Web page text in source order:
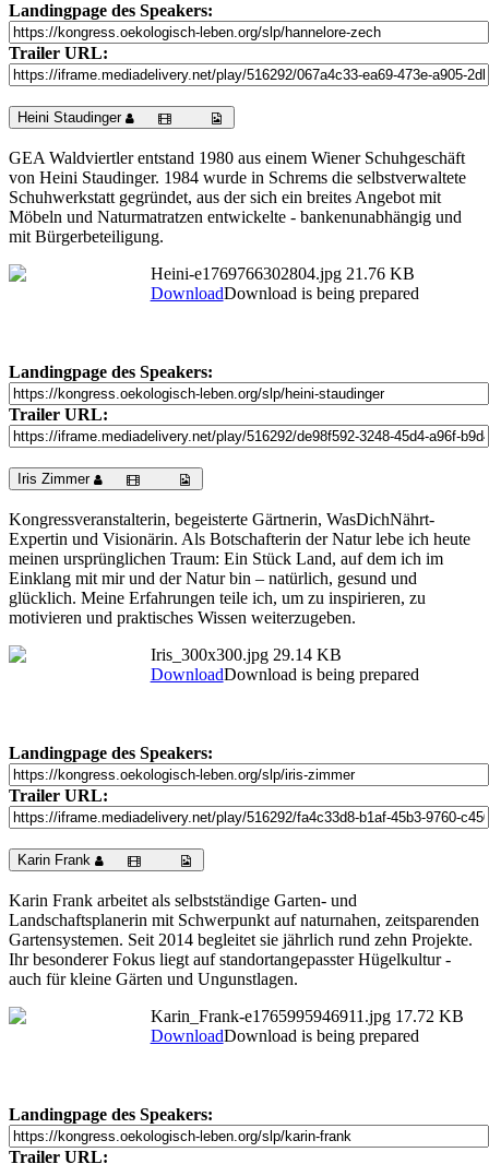
Landingpage des Speakers:
Trailer URL:
Heini Staudinger
GEA Waldviertler entstand 1980 aus einem Wiener Schuhgeschäft
von Heini Staudinger. 1984 wurde in Schrems die selbstverwaltete
Schuhwerkstatt gegründet, aus der sich ein breites Angebot mit
Möbeln und Naturmatratzen entwickelte - bankenunabhängig und
mit Bürgerbeteiligung.
Heini-e1769766302804.jpg 21.76 KB
DownloadDownload is being prepared
Landingpage des Speakers:
Trailer URL:
Iris Zimmer
Kongressveranstalterin, begeisterte Gärtnerin, WasDichNährt-
Expertin und Visionärin. Als Botschafterin der Natur lebe ich heute
meinen ursprünglichen Traum: Ein Stück Land, auf dem ich im
Einklang mit mir und der Natur bin – natürlich, gesund und
glücklich. Meine Erfahrungen teile ich, um zu inspirieren, zu
motivieren und praktisches Wissen weiterzugeben.
Iris_300x300.jpg 29.14 KB
DownloadDownload is being prepared
Landingpage des Speakers:
Trailer URL:
Karin Frank
Karin Frank arbeitet als selbstständige Garten- und
Landschaftsplanerin mit Schwerpunkt auf naturnahen, zeitsparenden
Gartensystemen. Seit 2014 begleitet sie jährlich rund zehn Projekte.
Ihr besonderer Fokus liegt auf standortangepasster Hügelkultur -
auch für kleine Gärten und Ungunstlagen.
Karin_Frank-e1765995946911.jpg 17.72 KB
DownloadDownload is being prepared
Landingpage des Speakers:
Trailer URL: